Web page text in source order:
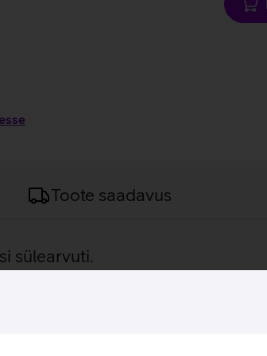
Toote saadavus
sülearvuti.
kasutav äriklassi sülearvuti, millel
mati pealispinnaga. Sülearvuti omab
Microsoft Windows 11 Pro